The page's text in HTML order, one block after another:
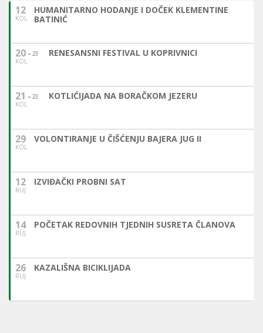
12
KOL
HUMANITARNO HODANJE I DOČEK KLEMENTINE
BATINIĆ
20
KOL
23 RENESANSNI FESTIVAL U KOPRIVNICI
21
KOL
23 KOTLIĆIJADA NA BORAČKOM JEZERU
29
KOL
VOLONTIRANJE U ČIŠĆENJU BAJERA JUG II
12
RUJ
IZVIĐAČKI PROBNI SAT
14
RUJ
POČETAK REDOVNIH TJEDNIH SUSRETA ČLANOVA
26
RUJ
KAZALIŠNA BICIKLIJADA